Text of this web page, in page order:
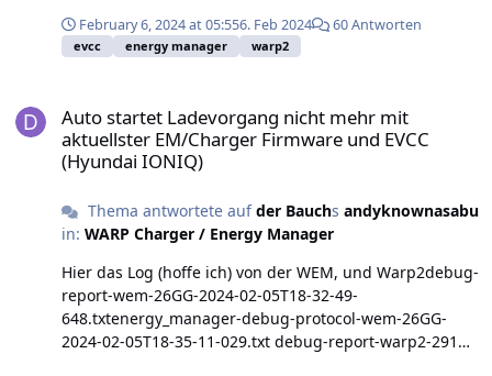
February 6, 2024 at 05:556. Feb 2024 60 Antworten
evcc energy manager warp2
Auto startet Ladevorgang nicht mehr mit
aktuellster EM/Charger Firmware und EVCC
(Hyundai IONIQ)
Thema antwortete aufder Bauchs andyknownasabu
in: WARP Charger / Energy Manager
Hier das Log (hoffe ich) von der WEM, und Warp2debug-
report-wem-26GG-2024-02-05T18-32-49-
648.txtenergy_manager-debug-protocol-wem-26GG-
2024-02-05T18-35-11-029.txt debug-report-warp2-291U-